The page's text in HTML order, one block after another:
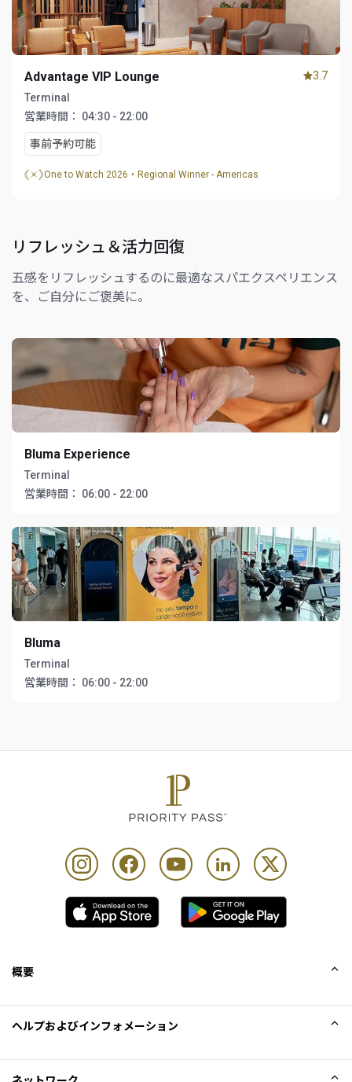
Advantage VIP Lounge
Terminal
営業時間：
04:30 - 22:00
事前予約可能
One to Watch 2026・Regional Winner - Americas
3.7
リフレッシュ＆活力回復
五感をリフレッシュするのに最適なスパエクスペリエンス
を、ご自分にご褒美に。
Bluma Experience
Terminal
営業時間：
06:00 - 22:00
Bluma
Terminal
営業時間：
06:00 - 22:00
概要
ヘルプおよびインフォメーション